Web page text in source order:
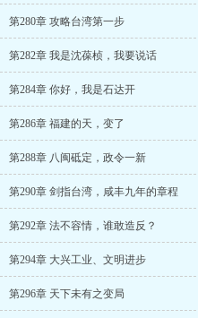
第280章 攻略台湾第一步
第282章 我是沈葆桢，我要说话
第284章 你好，我是石达开
第286章 福建的天，变了
第288章 八闽砥定，政令一新
第290章 剑指台湾，咸丰九年的章程
第292章 法不容情，谁敢造反？
第294章 大兴工业、文明进步
第296章 天下未有之变局